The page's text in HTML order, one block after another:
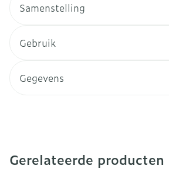
Samenstelling
Gebruik
Gegevens
Gerelateerde producten